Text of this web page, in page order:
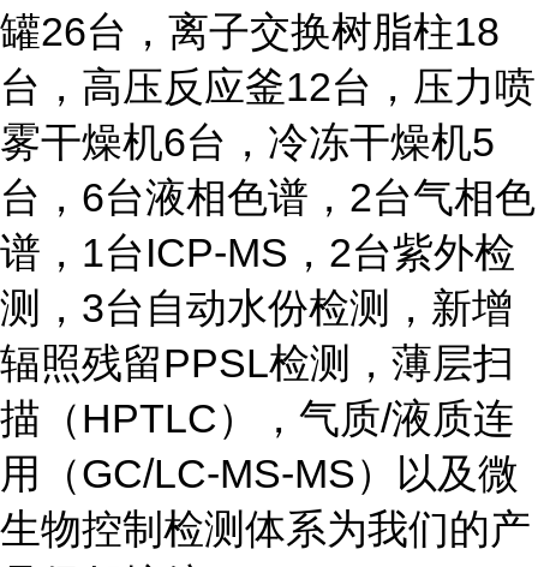
罐26台，离子交换树脂柱18
台，高压反应釜12台，压力喷
雾干燥机6台，冷冻干燥机5
台，6台液相色谱，2台气相色
谱，1台ICP-MS，2台紫外检
测，3台自动水份检测，新增
辐照残留PPSL检测，薄层扫
描（HPTLC），气质/液质连
用（GC/LC-MS-MS）以及微
生物控制检测体系为我们的产